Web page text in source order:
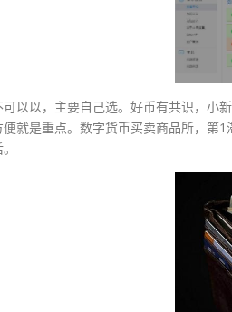
以以，主要自己选。好币有共识，小
便就是重点。数字货币买卖商品所，第